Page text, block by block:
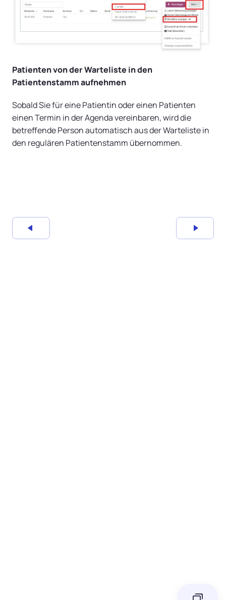
Patienten von der Warteliste in den
Patientenstamm aufnehmen
Sobald Sie für eine Patientin oder einen Patienten
einen Termin in der Agenda vereinbaren, wird die
betreffende Person automatisch aus der Warteliste in
den regulären Patientenstamm übernommen.